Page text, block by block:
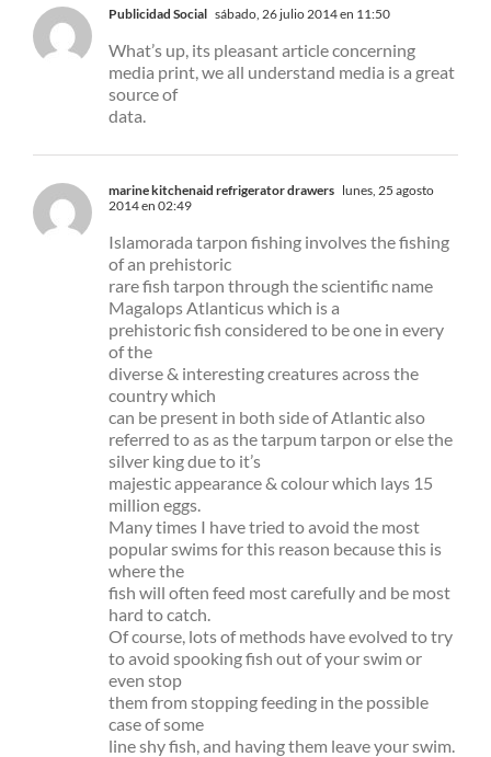
Publicidad Social sábado, 26 julio 2014 en 11:50
What’s up, its pleasant article concerning
media print, we all understand media is a great
source of
data.
marine kitchenaid refrigerator drawers lunes, 25 agosto
2014 en 02:49
Islamorada tarpon fishing involves the fishing
of an prehistoric
rare fish tarpon through the scientific name
Magalops Atlanticus which is a
prehistoric fish considered to be one in every
of the
diverse & interesting creatures across the
country which
can be present in both side of Atlantic also
referred to as as the tarpum tarpon or else the
silver king due to it’s
majestic appearance & colour which lays 15
million eggs.
Many times I have tried to avoid the most
popular swims for this reason because this is
where the
fish will often feed most carefully and be most
hard to catch.
Of course, lots of methods have evolved to try
to avoid spooking fish out of your swim or
even stop
them from stopping feeding in the possible
case of some
line shy fish, and having them leave your swim.